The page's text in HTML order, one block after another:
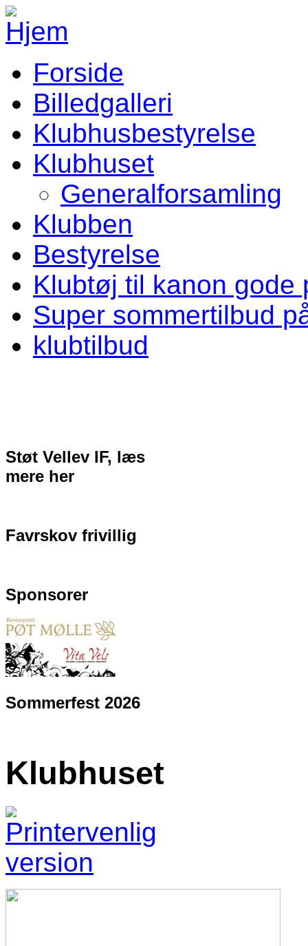
Gå til hovedindhold
Vellev IF Menu
Forside
Billedgalleri
Klubhusbestyrelse
Klubhuset
Generalforsamling
Klubben
Bestyrelse
Klubtøj til kanon gode
Super sommertilbud
klubtilbud
Støt Vellev IF, læs
mere her
Favrskov frivillig
Sponsorer
Sommerfest 2026
Klubhuset